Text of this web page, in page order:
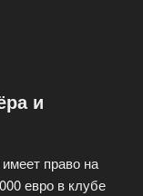
и
право на
евро в клубе